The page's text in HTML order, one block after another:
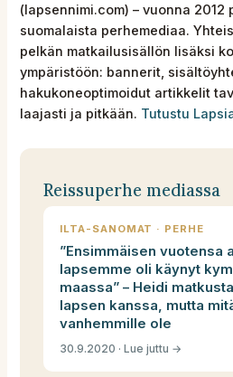
(lapsennimi.com) – vuonna
suomalaista perhemediaa.
pelkän matkailusisällön lisäksi
ympäristöön: bannerit,
hakukoneoptimoidut artikkelit
laajasti ja pitkään. Tutustu
Reissuperhe mediassa
ILTA-SANOMAT · PERHE
”Ensimmäisen vuotensa
lapsemme oli käynyt
maassa” – Heidi
lapsen kanssa, mutta
vanhemmille ole
30.9.2020 · Lue juttu →